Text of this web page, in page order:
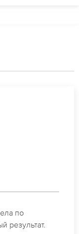
на день
было готово.